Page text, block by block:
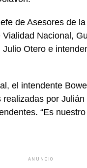
de Asesores de
Nacional,
Otero e
el intendente
por
“Es
ANUNCIO